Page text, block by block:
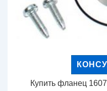
Купить фланец